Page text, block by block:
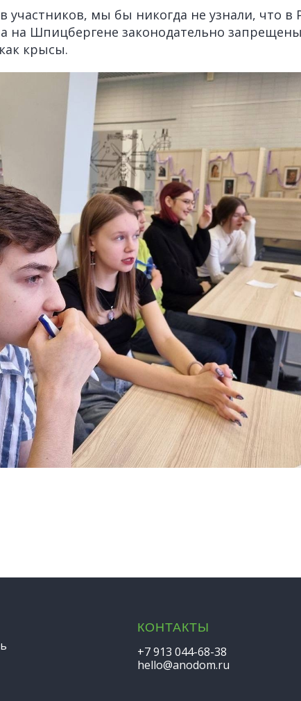
участников, мы бы никогда не узнали, что в
на Шпицбергене законодательно
крысы.
КОНТАКТЫ
+7 913 044-68-38
hello@anodom.ru